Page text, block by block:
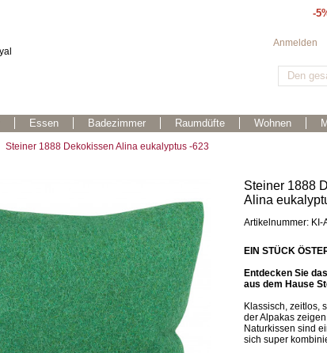
-
Essen Badezimmer Raumdüfte Wohnen
Anmelden
Steiner 1888 Dekokissen Alina eukalyptus -623
Steiner 1888
Alina
Artikelnummer: KI-
EIN STÜCK
Entdecken Sie
aus dem Hause
Klassisch, zeitlos,
der Alpakas
Naturkissen sind
sich super